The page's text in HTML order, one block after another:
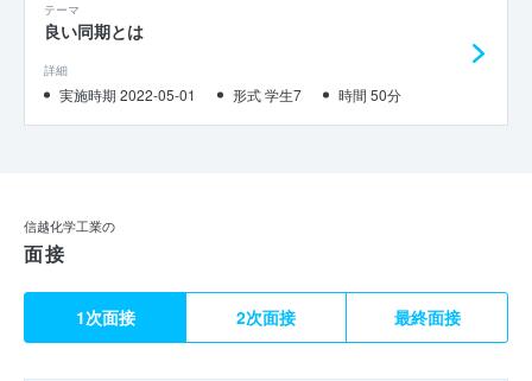
テーマ
良い同期とは
詳細
実施時期 2022-05-01 形式 学生7 時間 50分
信越化学工業の
面接
1次面接 2次面接 最終面接